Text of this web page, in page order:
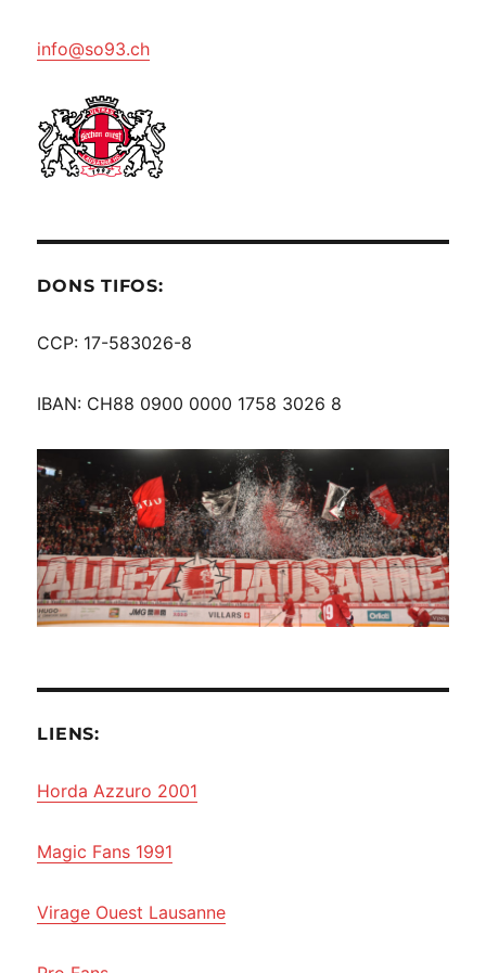
info@so93.ch
DONS TIFOS:
CCP: 17-583026-8
IBAN: CH88 0900 0000 1758 3026 8
LIENS:
Horda Azzuro 2001
Magic Fans 1991
Virage Ouest Lausanne